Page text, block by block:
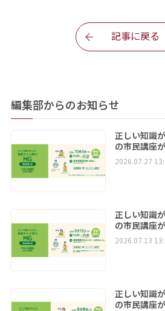
記事に戻る
編集部からのお知らせ
正しい知識
の市民講座
2026.07.27
正しい知識
の市民講座
2026.07.13
正しい知識
の市民講座